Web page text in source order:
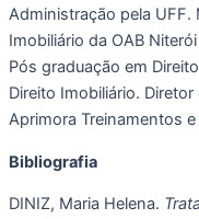
Administração pela
Imobiliário da OAB
Pós graduação em
Direito Imobiliário.
Aprimora Treinamentos
Bibliografia
DINIZ, Maria Helena.